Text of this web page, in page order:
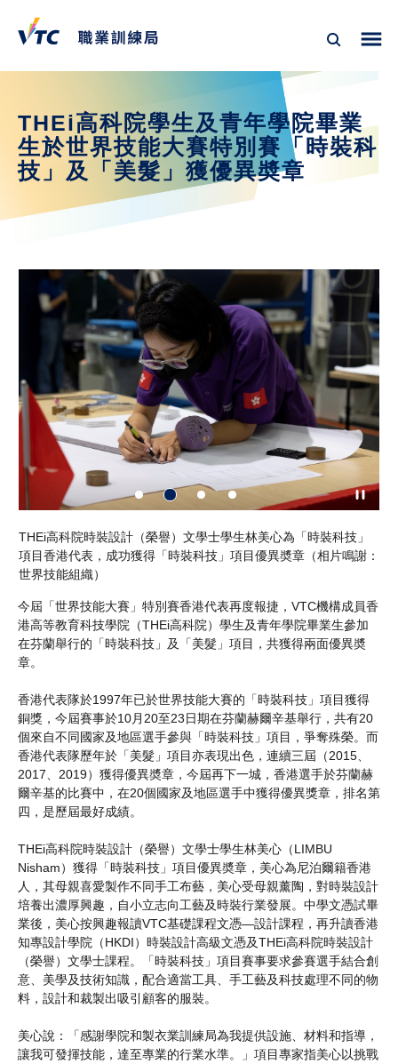
THEi高科院學生及青年學院畢業
生於世界技能大賽特別賽「時裝科
技」及「美髮」獲優異奬章
THEi高科院時裝設計（榮譽）文學士學生林美心為「時裝科技」
項目香港代表，成功獲得「時裝科技」項目優異奬章（相片鳴謝：
世界技能組織）
今屆「世界技能大賽」特別賽香港代表再度報捷，VTC機構成員香
港高等教育科技學院（THEi高科院）學生及青年學院畢業生參加
在芬蘭舉行的「時裝科技」及「美髮」項目，共獲得兩面優異奬
章。
香港代表隊於1997年已於世界技能大賽的「時裝科技」項目獲得
銅獎，今屆賽事於10月20至23日期在芬蘭赫爾辛基舉行，共有20
個來自不同國家及地區選手參與「時裝科技」項目，爭奪殊榮。而
香港代表隊歷年於「美髮」項目亦表現出色，連續三屆（2015、
2017、2019）獲得優異奬章，今屆再下一城，香港選手於芬蘭赫
爾辛基的比賽中，在20個國家及地區選手中獲得優異獎章，排名第
四，是歷屆最好成績。
THEi高科院時裝設計（榮譽）文學士學生林美心（LIMBU
Nisham）獲得「時裝科技」項目優異奬章，美心為尼泊爾籍香港
人，其母親喜愛製作不同手工布藝，美心受母親薰陶，對時裝設計
培養出濃厚興趣，自小立志向工藝及時裝行業發展。中學文憑試畢
業後，美心按興趣報讀VTC基礎課程文憑—設計課程，再升讀香港
知專設計學院（HKDI）時裝設計高級文憑及THEi高科院時裝設計
（榮譽）文學士課程。「時裝科技」項目賽事要求參賽選手結合創
意、美學及技術知識，配合適當工具、手工藝及科技處理不同的物
料，設計和裁製出吸引顧客的服裝。
美心說：「感謝學院和製衣業訓練局為我提供設施、材料和指導，
讓我可發揮技能，達至專業的行業水準。」項目專家指美心以挑戰